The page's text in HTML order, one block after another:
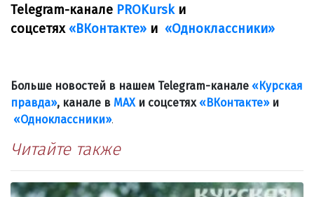
Telegram-канале PROKurskи
соцсетях «ВКонтакте» и «Одноклассники»
Больше новостей в нашем Telegram-канале «Курская
правда», канале в МАХ и соцсетях «ВКонтакте»и
«Одноклассники».
Читайте также